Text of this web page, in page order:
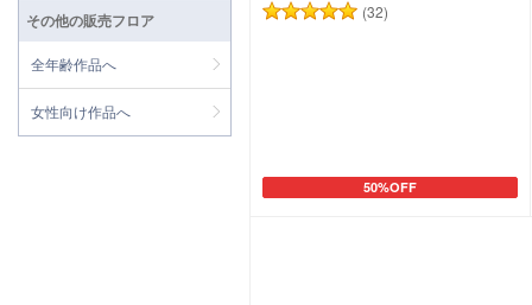
(32)
50%OFF
カートに追加
その他の販売フロア
全年齢作品へ
女性向け作品へ